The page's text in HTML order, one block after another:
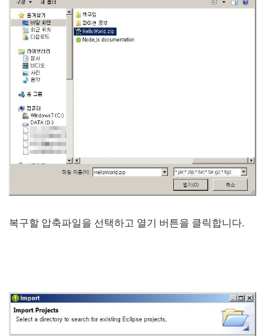
복구할 압축파일을 선택하고 열기 버튼을 클릭합니다.